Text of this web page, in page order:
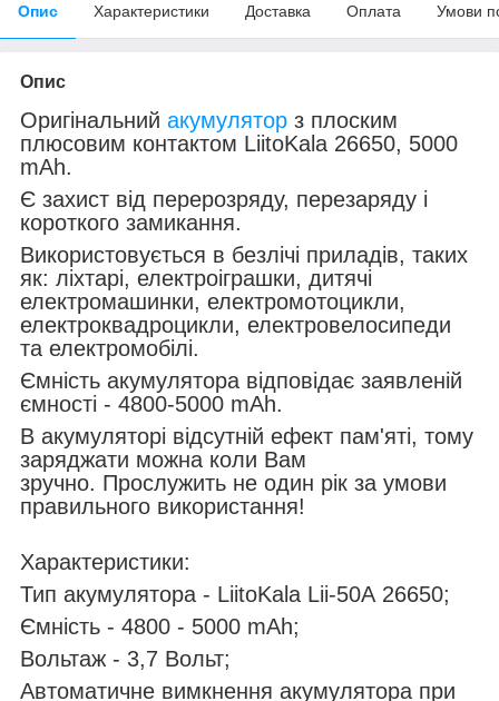
Опис Характеристики Доставка Оплата Умови
Опис
Оригінальний акумулятор з плоским
плюсовим контактом LiitoKala 26650, 5000
mAh.
Є захист від перерозряду, перезаряду і
короткого замикання.
Використовується в безлічі приладів, таких
як: ліхтарі, електроіграшки, дитячі
електромашинки, електромотоцикли,
електроквадроцикли, електровелосипеди
та електромобілі.
Ємність акумулятора відповідає заявленій
ємності - 4800-5000 mAh.
В акумуляторі відсутній ефект пам'яті, тому
заряджати можна коли Вам
зручно. Прослужить не один рік за умови
правильного використання!
Характеристики:
Тип акумулятора - LiitoKala Lii-50A 26650;
Ємність - 4800 - 5000 mAh;
Вольтаж - 3,7 Вольт;
Автоматичне вимкнення акумулятора при